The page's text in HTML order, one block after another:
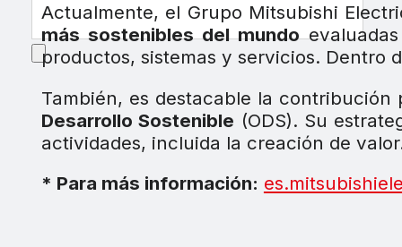
Actualmente, el Grupo Mitsubishi
más sostenibles del mundo
productos, sistemas y servicios. Dentro
También, es destacable la
Desarrollo Sostenible (ODS). Su
actividades, incluida la creación de
* Para más información: